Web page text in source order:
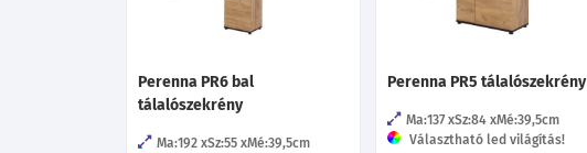
Perenna PR6 bal
tálalószekrény
Ma:192 Sz:55 Mé:39,5cm
Perenna PR5 tálalószekrény
Ma:137 Sz:84 Mé:39,5cm
Választható led világítás!